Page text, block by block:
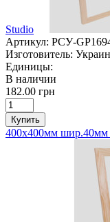
Studio
Артикул: РСУ-
Изготовитель:
Единицы:
В наличии
182.00 грн
Купить
400х400мм шир.40мм